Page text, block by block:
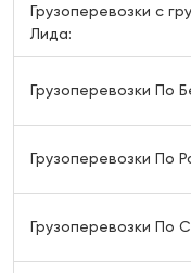
Грузоперевозки c
Лида:
Грузоперевозки По
Грузоперевозки По
Грузоперевозки По